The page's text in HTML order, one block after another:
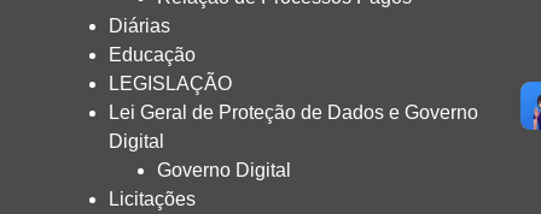
Diárias
Educação
LEGISLAÇÃO
Lei Geral de Proteção de Dados e Governo
Digital
Governo Digital
Licitações